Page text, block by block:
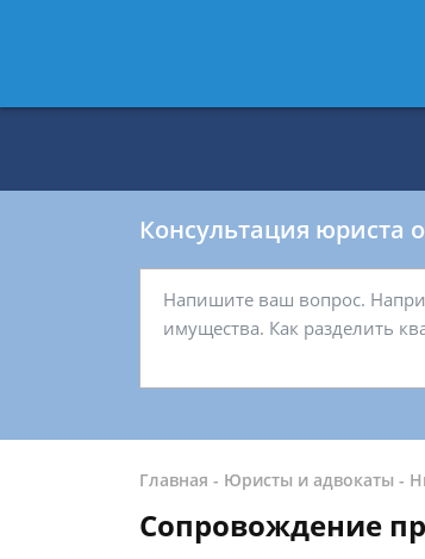
8
Консультация юриста
Главная - Юристы и адвокаты -
Сопровождение